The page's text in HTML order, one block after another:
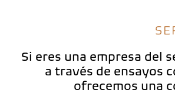
Si eres una empresa del
a través de ensayos
ofrecemos una